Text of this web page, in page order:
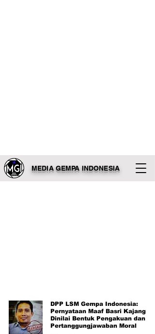
MEDIA GEMPA INDONESIA
DPP LSM Gempa Indonesia:
Pernyataan Maaf Basri Kajang
Dinilai Bentuk Pengakuan dan
Pertanggungjawaban Moral